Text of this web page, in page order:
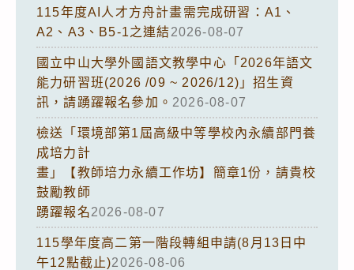
115年度AI人才方舟計畫需完成研習：A1、
A2、A3、B5-1之連結2026-08-07
國立中山大學外國語文教學中心「2026年語文
能力研習班(2026 /09 ~ 2026/12)」招生資
訊，請踴躍報名參加。 2026-08-07
檢送「環境部第1屆高級中等學校內永續部門養
成培力計
畫」【教師培力永續工作坊】簡章1份，請貴校
鼓勵教師
踴躍報名2026-08-07
115學年度高二第一階段轉組申請(8月13日中
午12點截止)2026-08-06